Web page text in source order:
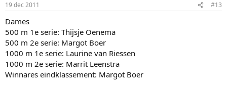
19 dec 2011 #13
Dames
500 m 1e serie: Thijsje Oenema
500 m 2e serie: Margot Boer
1000 m 1e serie: Laurine van Riessen
1000 m 2e serie: Marrit Leenstra
Winnares eindklassement: Margot Boer